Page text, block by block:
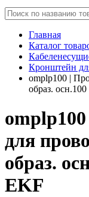
Главная
Каталог
Кронштейн
omplp100 |
образ.
для
образ.
EKF